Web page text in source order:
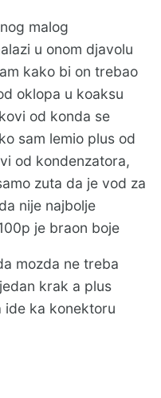
malog
u onom djavolu
kako bi on trebao
oklopa u koaksu
od konda se
sam lemio plus od
od kondenzatora,
zuta da je vod za
nije najbolje
je braon boje
mozda ne treba
krak a plus
ide ka konektoru